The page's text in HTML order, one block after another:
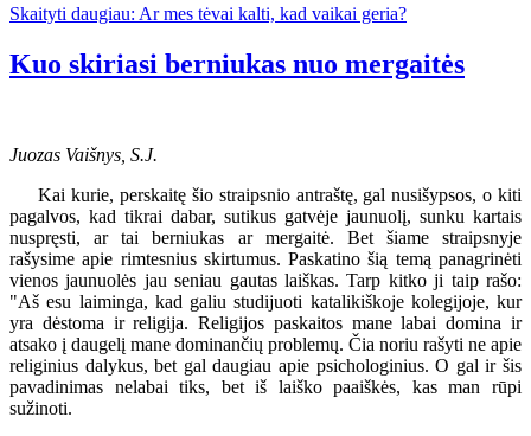
Skaityti daugiau: Ar mes tėvai kalti, kad vaikai geria?
Kuo skiriasi berniukas nuo mergaitės
Juozas Vaišnys, S.J.
Kai kurie, perskaitę šio straipsnio antraštę, gal nusišypsos, o kiti
pagalvos, kad tikrai dabar, sutikus gatvėje jaunuolį, sunku kartais
nuspręsti, ar tai berniukas ar mergaitė. Bet šiame straipsnyje
rašysime apie rimtesnius skirtumus. Paskatino šią temą panagrinėti
vienos jaunuolės jau seniau gautas laiškas. Tarp kitko ji taip rašo:
"Aš esu laiminga, kad galiu studijuoti katalikiškoje kolegijoje, kur
yra dėstoma ir religija. Religijos paskaitos mane labai domina ir
atsako į daugelį mane dominančių problemų. Čia noriu rašyti ne apie
religinius dalykus, bet gal daugiau apie psichologinius. O gal ir šis
pavadinimas nelabai tiks, bet iš laiško paaiškės, kas man rūpi
sužinoti.